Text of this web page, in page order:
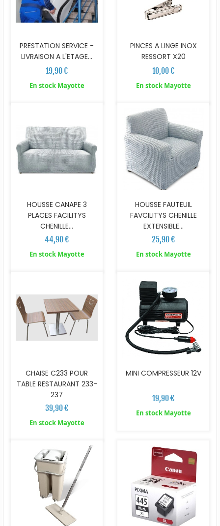
PRESTATION SERVICE -
LIVRAISON A L'ETAGE...
19,90 €
En stock Mayotte
PINCES A LINGE INOX
RESSORT X20
10,00 €
En stock Mayotte
HOUSSE CANAPE 3
PLACES FACILITYS
CHENILLE...
44,90 €
En stock Mayotte
HOUSSE FAUTEUIL
FAVCILITYS CHENILLE
EXTENSIBLE...
25,90 €
En stock Mayotte
CHAISE C233 POUR
TABLE RESTAURANT 233-
237
39,90 €
En stock Mayotte
MINI COMPRESSEUR 12V
19,90 €
En stock Mayotte